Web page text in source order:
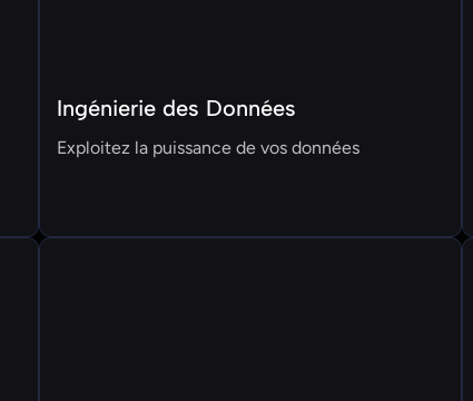
Ingénierie des Données
Exploitez la puissance de vos données